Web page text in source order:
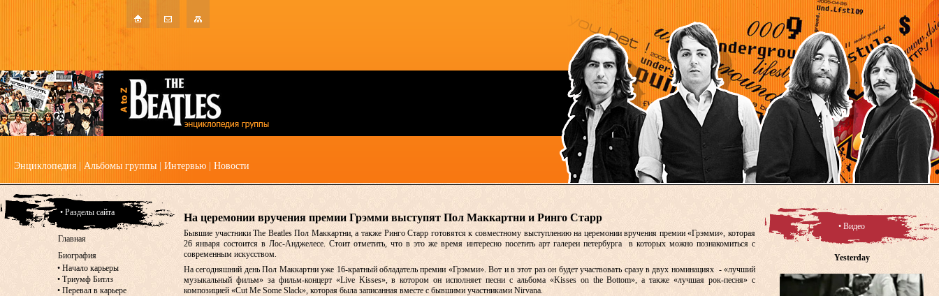
Энциклопедия Альбомы группы Интервью Новости
На церемонии вручения премии Грэмми выступят Пол Маккартни и Ринго Старр
Бывшие участники The Beatles Пол Маккартни, а также Ринго Старр готовятся к совместному выступлению на церемонии вручения премии «Грэмми», которая
26 января состоится в Лос-Анджелесе. Стоит отметить, что в это же время интересно посетить арт галереи петербурга в которых можно познакомиться с
современным искусством.
На сегодняшний день Пол Маккартни уже 16-кратный обладатель премии «Грэмми». Вот и в этот раз он будет участвовать сразу в двух номинациях - «лучший
музыкальный фильм» за фильм-концерт «Live Kisses», в котором он исполняет песни с альбома «Kisses on the Bottom», а также «лучшая рок-песня» с
композицией «Cut Me Some Slack», которая была записанная вместе с бывшими участниками Nirvana.
• Разделы сайта
Главная
Биография
• Начало карьеры
• Триумф Битлз
• Перевал в карьере
• Видео
Yesterday